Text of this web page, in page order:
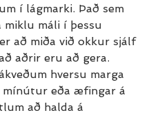
í lágmarki. Það sem
miklu máli í þessu
að miða við okkur sjálf
aðrir eru að gera.
hversu marga
mínútur eða æfingar á
að halda á